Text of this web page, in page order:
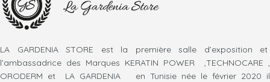
LA GARDENIA STORE est la première salle d’exposition et
l’ambassadrice des Marques KERATIN POWER ,TECHNOCARE ,
ORODERM et LA GARDENIA en Tunisie née le février 2020 il